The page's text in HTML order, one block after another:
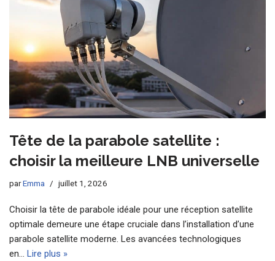
Tête de la parabole satellite :
choisir la meilleure LNB universelle
parEmma juillet 1, 2026
Choisir la tête de parabole idéale pour une réception satellite
optimale demeure une étape cruciale dans l’installation d’une
parabole satellite moderne. Les avancées technologiques
en… Lire plus »